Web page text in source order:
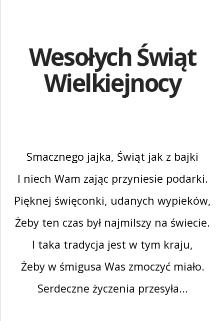
PIELĘGNACJA SKÓRY
STANOWISKA HIGIENICZNE
ROZWIĄZANIA BARIATRYCZNE
ABENA POLSKA
ZNAJDŹ DYSTRYBUTORA
BAMBO NATURE
ZALOGUJ SIĘ
Wesołych Świąt
Wielkiejnocy
Smacznego jajka, Świąt jak z bajki
I niech Wam zając przyniesie podarki.
Pięknej święconki, udanych wypieków,
Żeby ten czas był najmilszy na świecie.
I taka tradycja jest w tym kraju,
Żeby w śmigusa Was zmoczyć miało.
Serdeczne życzenia przesyła...